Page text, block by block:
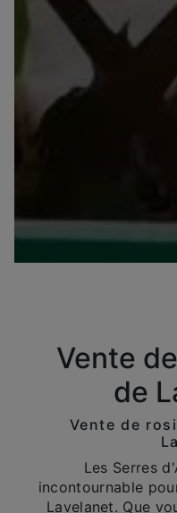
Vente
de
Vente de
Les Serres
incontournable
Lavelanet. Que